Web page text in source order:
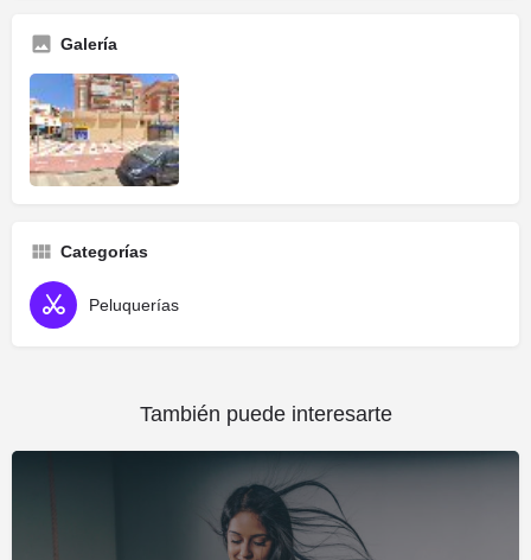
Galería
Categorías
Peluquerías
También puede interesarte